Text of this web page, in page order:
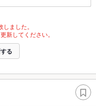
ました。
新してください。
る